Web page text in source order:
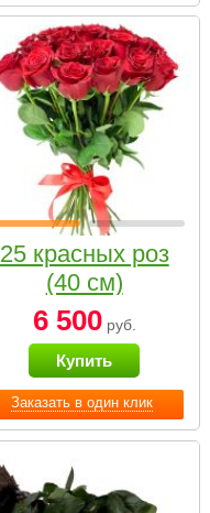
Заказать в один клик
25 красных роз
(40 см)
6 500руб.
Купить